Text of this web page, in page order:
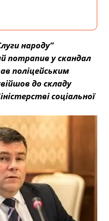
народу”
потрапив у скандал
поліцейським
до складу
соціальної